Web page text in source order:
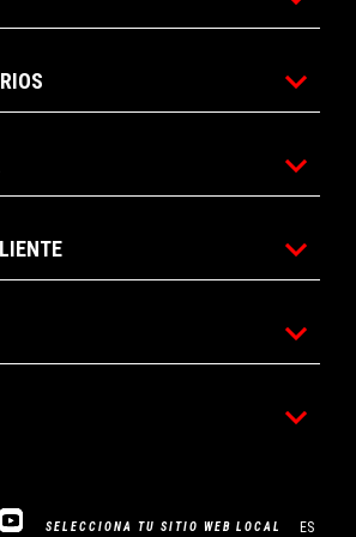
YouTube
SELECCIONA TU SITIO WEB LOCAL ES